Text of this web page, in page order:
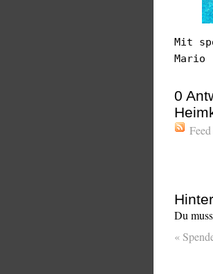
Mit
Mario
0
Du
«